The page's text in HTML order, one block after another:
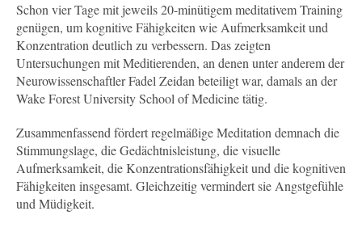
Schon vier Tage mit jeweils 20-minütigem meditativem Training
genügen, um kognitive Fähigkeiten wie Aufmerksamkeit und
Konzentration deutlich zu verbessern. Das zeigten
Untersuchungen mit Meditierenden, an denen unter anderem der
Neurowissenschaftler Fadel Zeidan beteiligt war, damals an der
Wake Forest University School of Medicine tätig.
Zusammenfassend fördert regelmäßige Meditation demnach die
Stimmungslage, die Gedächtnisleistung, die visuelle
Aufmerksamkeit, die Konzentrationsfähigkeit und die kognitiven
Fähigkeiten insgesamt. Gleichzeitig vermindert sie Angstgefühle
und Müdigkeit.